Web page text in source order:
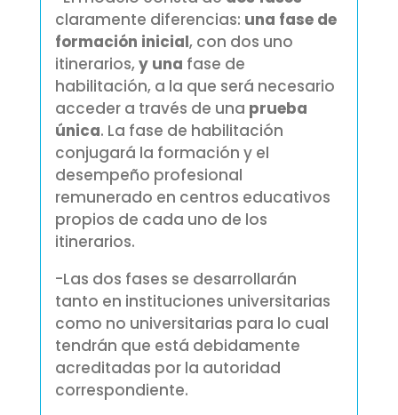
claramente diferencias: una fase de
formación inicial, con dos uno
itinerarios,y una fase de
habilitación, a la que será necesario
acceder a través de una prueba
única. La fase de habilitación
conjugará la formación y el
desempeño profesional
remunerado en centros educativos
propios de cada uno de los
itinerarios.
-Las dos fases se desarrollarán
tanto en instituciones universitarias
como no universitarias para lo cual
tendrán que está debidamente
acreditadas por la autoridad
correspondiente.